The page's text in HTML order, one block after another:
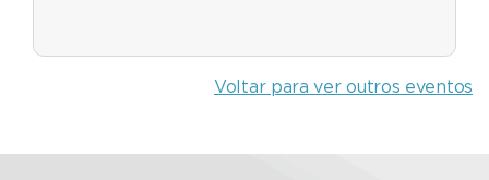
Voltar para ver outros eventos